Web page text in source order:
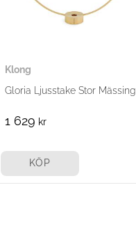
Klong
Gloria Ljusstake Stor Mässing
1 629 kr
KÖP